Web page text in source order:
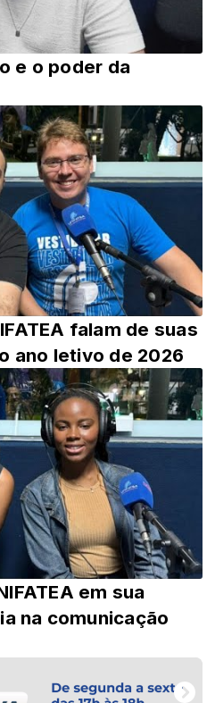
e o poder da
falam de suas
ano letivo de 2026
em sua
na comunicação